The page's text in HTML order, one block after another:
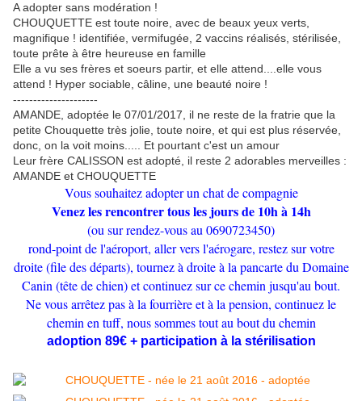
A adopter sans modération !
CHOUQUETTE est toute noire, avec de beaux yeux verts,
magnifique ! identifiée, vermifugée, 2 vaccins réalisés, stérilisée,
toute prête à être heureuse en famille
Elle a vu ses frères et soeurs partir, et elle attend....elle vous
attend ! Hyper sociable, câline, une beauté noire !
---------------------
AMANDE, adoptée le 07/01/2017, il ne reste de la fratrie que la
petite Chouquette très jolie, toute noire, et qui est plus réservée,
donc, on la voit moins..... Et pourtant c'est un amour
Leur frère CALISSON est adopté, il reste 2 adorables merveilles :
AMANDE et CHOUQUETTE
Vous souhaitez adopter un chat de compagnie
Venez les rencontrer tous les jours de 10h à 14h
(ou sur rendez-vous au 0690723450)
rond-point de l'aéroport, aller vers l'aérogare, restez sur votre
droite (file des départs), tournez à droite à la pancarte du Domaine
Canin (tête de chien) et continuez sur ce chemin jusqu'au bout.
Ne vous arrêtez pas à la fourrière et à la pension, continuez le
chemin en tuff, nous sommes tout au bout du chemin
adoption 89€ + participation à la stérilisation